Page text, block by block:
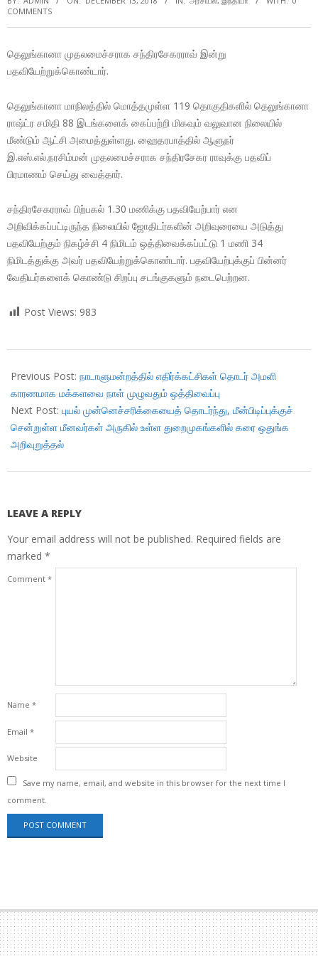
COMMENTS
தெலுங்கானா முதலமைச்சராக சந்திரசேகரராவ் இன்று
பதவியேற்றுக்கொண்டார்.
தெலுங்கானா மாநிலத்தில் மொத்தமுள்ள 119 தொகுதிகளில் தெலுங்கானா
ராஷ்ட்ர சமிதி 88 இடங்களைக் கைப்பற்றி மிகவும் வலுவான நிலையில்
மீண்டும் ஆட்சி அமைத்துள்ளது. ஹைதரபாத்தில் ஆளுநர்
இ.எஸ்.எல்.நரசிம்மன் முதலமைச்சராக சந்திரசேகர ராவுக்கு பதவிப்
பிரமாணம் செய்து வைத்தார்.
சந்திரசேகரராவ் பிற்பகல் 1.30 மணிக்கு பதவியேற்பார் என
அறிவிக்கப்பட்டிருந்த நிலையில் ஜோதிடர்களின் அறிவுரையை அடுத்து
பதவியேற்கும் நிகழ்ச்சி 4 நிமிடம் ஒத்திவைக்கப்பட்டு 1 மணி 34
நிமிடத்துக்கு அவர் பதவியேற்றுக்கொண்டார். பதவியேற்புக்குப் பின்னர்
வேதியர்களைக் கொண்டு சிறப்பு சடங்குகளும் நடைபெற்றன.
Post Views: 983
12-
13
Previous Post: நாடாளுமன்றத்தில் எதிர்க்கட்சிகள் தொடர் அமளி
காரணமாக மக்களவை நாள் முழுவதும் ஒத்திவைப்பு
Next Post: புயல் முன்னெச்சரிக்கையைத் தொடர்ந்து, மீன்பிடிப்புக்குச்
சென்றுள்ள மீனவர்கள் அருகில் உள்ள துறைமுகங்களில் கரை ஒதுங்க
அறிவுறுத்தல்
LEAVE A REPLY
Your email address will not be published. Required fields are
marked *
Comment *
Name *
Email *
Website
Save my name, email, and website in this browser for the next time I
comment.